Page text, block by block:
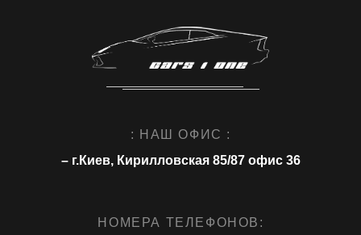
: НАШ ОФИС :
– г.Киев, Кирилловская 85/87 офис 36
НОМЕРА ТЕЛЕФОНОВ: